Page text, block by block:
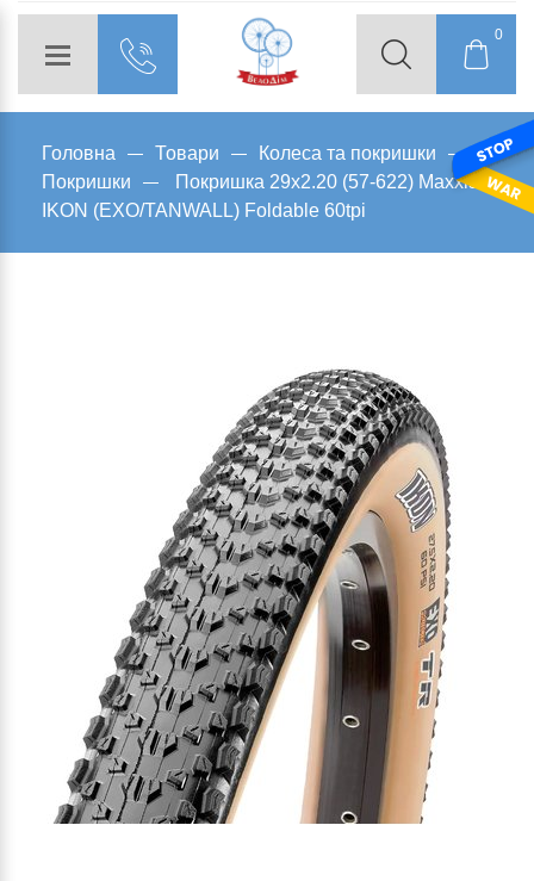
0
Головна Товари
Колеса та покришки
Покришки
Покришка 29x2.20 (57-622) Maxxis
IKON (EXO/TANWALL) Foldable 60tpi